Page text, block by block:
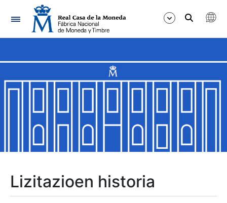
Nabigazioa
Erakutsi/Ezkutatu
Erakutsi/Ezkutatu
Erakutsi/Ezkutatu
Lizitazioen historia